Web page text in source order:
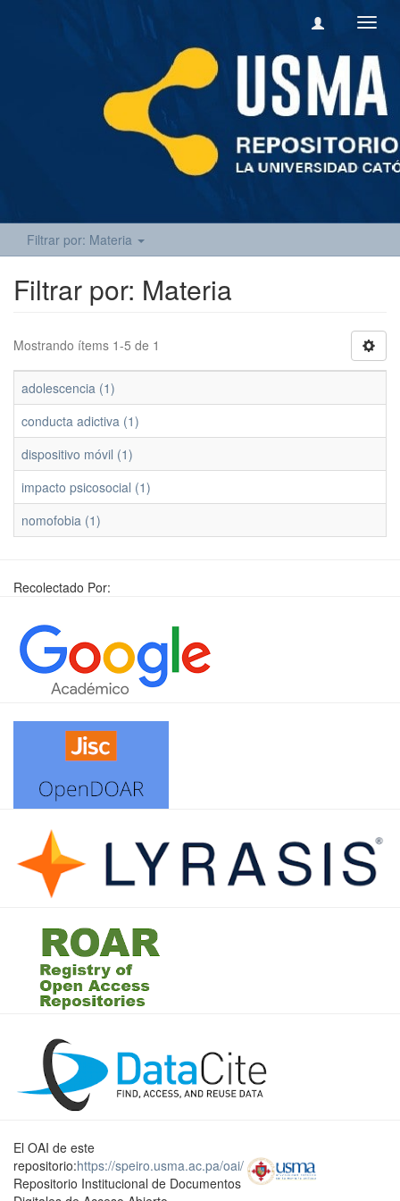
Filtrar por: Materia
Filtrar por: Materia
Mostrando ítems 1-5 de 1
adolescencia (1)
conducta adictiva (1)
dispositivo móvil (1)
impacto psicosocial (1)
nomofobia (1)
Recolectado Por:
El OAI de este
repositorio:https://speiro.usma.ac.pa/oai/
Repositorio Institucional de Documentos